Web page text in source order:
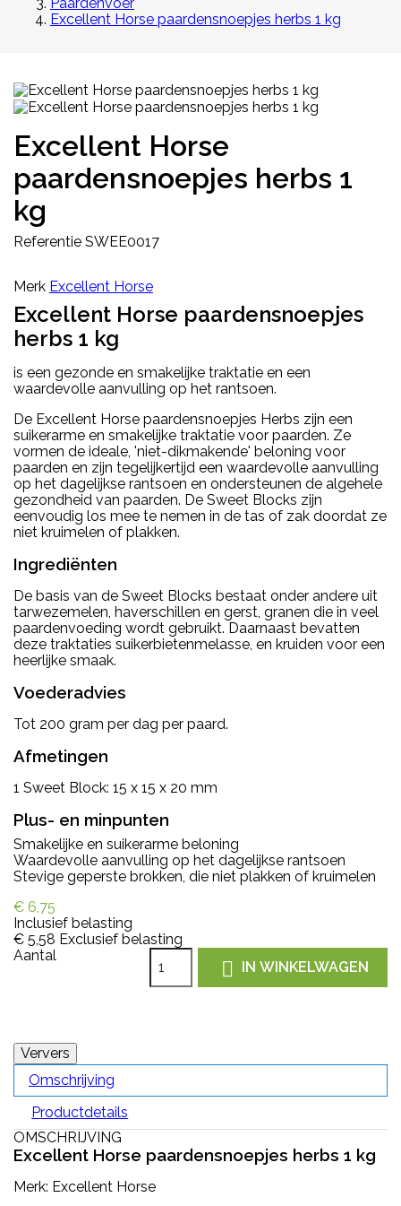
Excellent Horse paardensnoepjes herbs 1 kg
Excellent Horse
paardensnoepjes herbs 1
kg
Referentie SWEE0017
Merk Excellent Horse
Excellent Horse paardensnoepjes
herbs 1 kg
is een gezonde en smakelijke traktatie en een
waardevolle aanvulling op het rantsoen.
De Excellent Horse paardensnoepjes Herbs zijn een
suikerarme en smakelijke traktatie voor paarden. Ze
vormen de ideale, 'niet-dikmakende' beloning voor
paarden en zijn tegelijkertijd een waardevolle aanvulling
op het dagelijkse rantsoen en ondersteunen de algehele
gezondheid van paarden. De Sweet Blocks zijn
eenvoudig los mee te nemen in de tas of zak doordat ze
niet kruimelen of plakken.
Ingrediënten
De basis van de Sweet Blocks bestaat onder andere uit
tarwezemelen, haverschillen en gerst, granen die in veel
paardenvoeding wordt gebruikt. Daarnaast bevatten
deze traktaties suikerbietenmelasse, en kruiden voor een
heerlijke smaak.
Voederadvies
Tot 200 gram per dag per paard.
Afmetingen
1 Sweet Block: 15 x 15 x 20 mm
Plus- en minpunten
Smakelijke en suikerarme beloning
Waardevolle aanvulling op het dagelijkse rantsoen
Stevige geperste brokken, die niet plakken of kruimelen
€ 6,75
Inclusief belasting
€ 5,58 Exclusief belasting
Aantal
 IN WINKELWAGEN
Omschrijving
Productdetails
OMSCHRIJVING
Excellent Horse paardensnoepjes herbs 1 kg
Merk: Excellent Horse